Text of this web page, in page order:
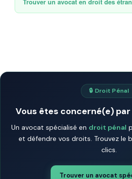
🔒 Droit Pénal
Vous êtes concerné(e)
Un avocat spécialisé en droit pénal
et défendre vos droits. Trouvez le
clics.
Trouver un avocat